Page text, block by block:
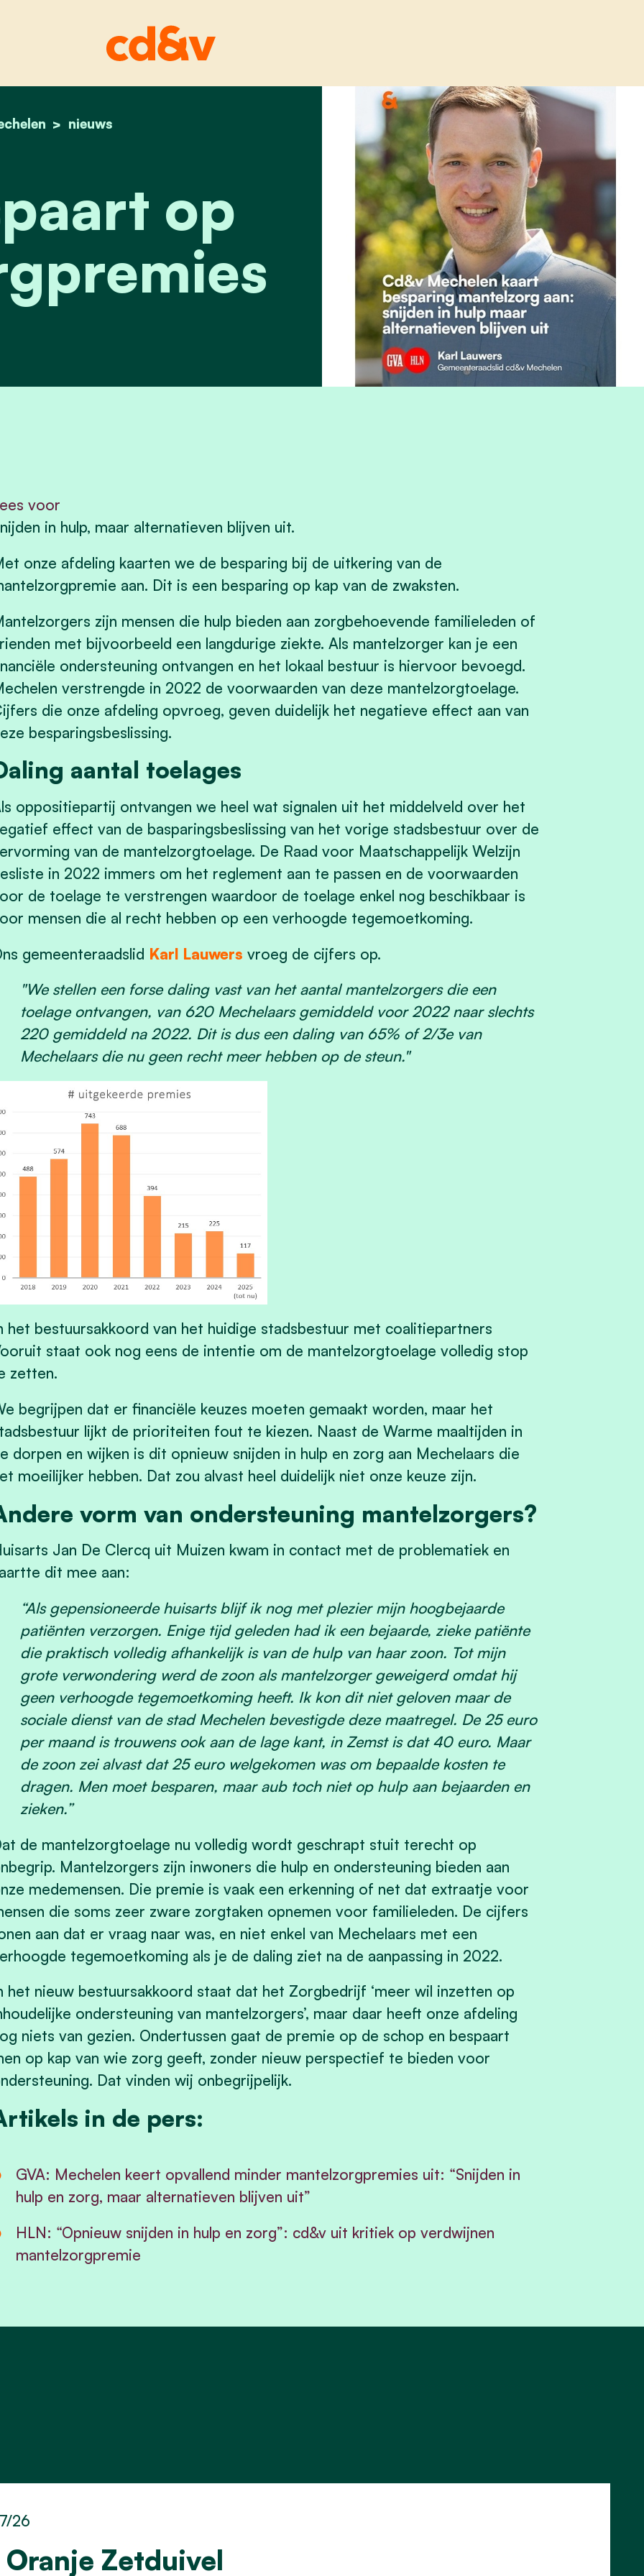
home nieuws
stad bespaart op mantelzorgpremies
op
voor
in hulp, maar alternatieven blijven uit.
onze afdeling kaarten we de besparing bij de uitkering van de
aan. Dit is een besparing op kap van de zwaksten.
zijn mensen die hulp bieden aan zorgbehoevende familieleden of
met bijvoorbeeld een langdurige ziekte. Als mantelzorger kan je een
ondersteuning ontvangen en het lokaal bestuur is hiervoor bevoegd.
verstrengde in 2022 de voorwaarden van deze mantelzorgtoelage.
die onze afdeling opvroeg, geven duidelijk het negatieve effect aan van
besparingsbeslissing.
aantal toelages
oppositiepartij ontvangen we heel wat signalen uit het middelveld over het
effect van de basparingsbeslissing van het vorige stadsbestuur over de
van de mantelzorgtoelage. De Raad voor Maatschappelijk Welzijn
in 2022 immers om het reglement aan te passen en de voorwaarden
de toelage te verstrengen waardoor de toelage enkel nog beschikbaar is
mensen die al recht hebben op een verhoogde tegemoetkoming.
gemeenteraadslid Karl Lauwers vroeg de cijfers op.
"We stellen een forse daling vast van het aantal mantelzorgers die een
toelage ontvangen, van 620 Mechelaars gemiddeld voor 2022 naar slechts
220 gemiddeld na 2022. Dit is dus een daling van 65% of 2/3e van
Mechelaars die nu geen rechtmeer hebben op de steun."
het bestuursakkoord van het huidige stadsbestuur met coalitiepartners
staat ook nog eens de intentie om de mantelzorgtoelage volledig stop
zetten.
begrijpen dat er financiële keuzes moeten gemaakt worden, maar het
lijkt de prioriteiten fout te kiezen. Naast de Warme maaltijden in
dorpen en wijken is dit opnieuw snijden in hulp en zorg aan Mechelaars die
moeilijker hebben. Dat zou alvast heel duidelijk niet onze keuze zijn.
vorm van ondersteuning mantelzorgers?
Jan De Clercq uit Muizen kwam in contact met de problematiek en
dit mee aan:
“Als gepensioneerde huisarts blijf ik nog met plezier mijn hoogbejaarde
patiënten verzorgen. Enige tijd geleden had ik een bejaarde, zieke patiënte
die praktisch volledig afhankelijk is van de hulp van haar zoon. Tot mijn
grote verwondering werd de zoon als mantelzorger geweigerd omdat hij
geen verhoogde tegemoetkoming heeft. Ik kon dit niet geloven maar de
sociale dienst van de stad Mechelen bevestigde deze maatregel. De 25 euro
per maand is trouwens ook aan de lage kant, in Zemst is dat 40 euro. Maar
de zoon zei alvast dat 25 euro welgekomen was om bepaalde kosten te
dragen. Men moet besparen, maar aub toch niet op hulp aan bejaarden en
zieken.”
de mantelzorgtoelage nu volledig wordt geschrapt stuit terecht op
Mantelzorgers zijn inwoners die hulp en ondersteuning bieden aan
medemensen. Die premie is vaak een erkenning of net dat extraatje voor
die soms zeer zware zorgtaken opnemen voor familieleden. De cijfers
aan dat er vraag naar was, en niet enkel van Mechelaars met een
tegemoetkoming als je de daling ziet na de aanpassing in 2022.
het nieuw bestuursakkoord staat dat het Zorgbedrijf ‘meer wil inzetten op
ondersteuning van mantelzorgers’, maar daar heeft onze afdeling
niets van gezien. Ondertussen gaat de premie op de schop en bespaart
op kap van wie zorg geeft, zonder nieuw perspectief te bieden voor
Dat vinden wij onbegrijpelijk.
in de pers:
GVA: Mechelen keert opvallend minder mantelzorgpremies uit: “Snijden in
hulp en zorg, maar alternatieven blijven uit”
HLN: “Opnieuw snijden in hulp en zorg”: cd&v uit kritiek op verdwijnen
mantelzorgpremie
Oranje Zetduivel
26